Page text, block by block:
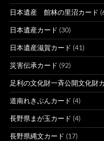
日本遺産 館林の里沼カード
日本遺産カード (30)
日本遺産滋賀カード (41)
災害伝承カード (92)
足利の文化財一斉公開文化財
道南れきぶんカード (4)
長野県まが玉カード (4)
長野県縄文カード (17)